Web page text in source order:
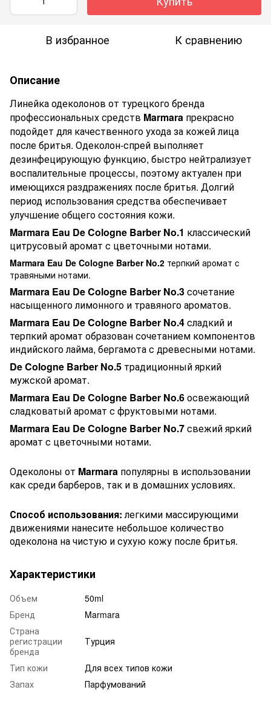
В избранное К сравнению
Описание
Линейка одеколонов от турецкого бренда
профессиональных средств Marmara прекрасно
подойдет для качественного ухода за кожей лица
после бритья. Одеколон-спрей выполняет
дезинфецирующую функцию, быстро нейтрализует
воспалительные процессы, поэтому актуален при
имеющихся раздражениях после бритья. Долгий
период использования средства обеспечивает
улучшение общего состояния кожи.
Marmara Eau De Cologne Barber No.1 классический
цитрусовый аромат с цветочными нотами.
Marmara Eau De Cologne Barber No.2 терпкий аромат с
травяными нотами.
Marmara Eau De Cologne Barber No.3сочетание
насыщенного лимонного и травяного ароматов.
Marmara Eau De Cologne Barber No.4сладкий и
терпкий аромат образован сочетанием компонентов
индийского лайма, бергамота с древесными нотами.
De Cologne Barber No.5 традиционный яркий
мужской аромат.
Marmara Eau De Cologne Barber No.6освежающий
сладковатый аромат с фруктовыми нотами.
Marmara Eau De Cologne Barber No.7свежий яркий
аромат с цветочными нотами.
Одеколоны от Marmara популярны в использовании
как среди барберов, так и в домашних условиях.
Способ использования: легкими массирующими
движениями нанесите небольшое количество
одеколона на чистую и сухую кожу после бритья.
Характеристики
Объем
50ml
Бренд
Marmara
Страна
регистрации
бренда
Турция
Тип кожи
Для всех типов кожи
Запах
Парфумований